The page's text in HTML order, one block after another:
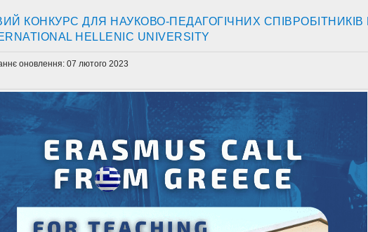
КОНКУРС ДЛЯ НАУКОВО-ПЕДАГОГІЧНИХ
HELLENIC UNIVERSITY
оновлення: 07 лютого 2023